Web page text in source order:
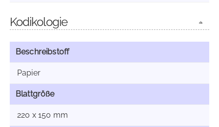
Kodikologie
Beschreibstoff
Papier
Blattgröße
220 x 150 mm